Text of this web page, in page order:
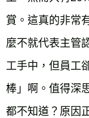
賞。這真的非常
麼不就代表主管
工手中，但員工
棒」啊。值得深
都不知道？原因